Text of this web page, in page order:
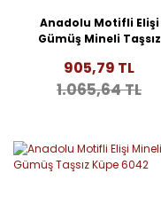
Anadolu Motifli Elişi
Gümüş Mineli Taşsız
905,79 TL
1.065,64 TL